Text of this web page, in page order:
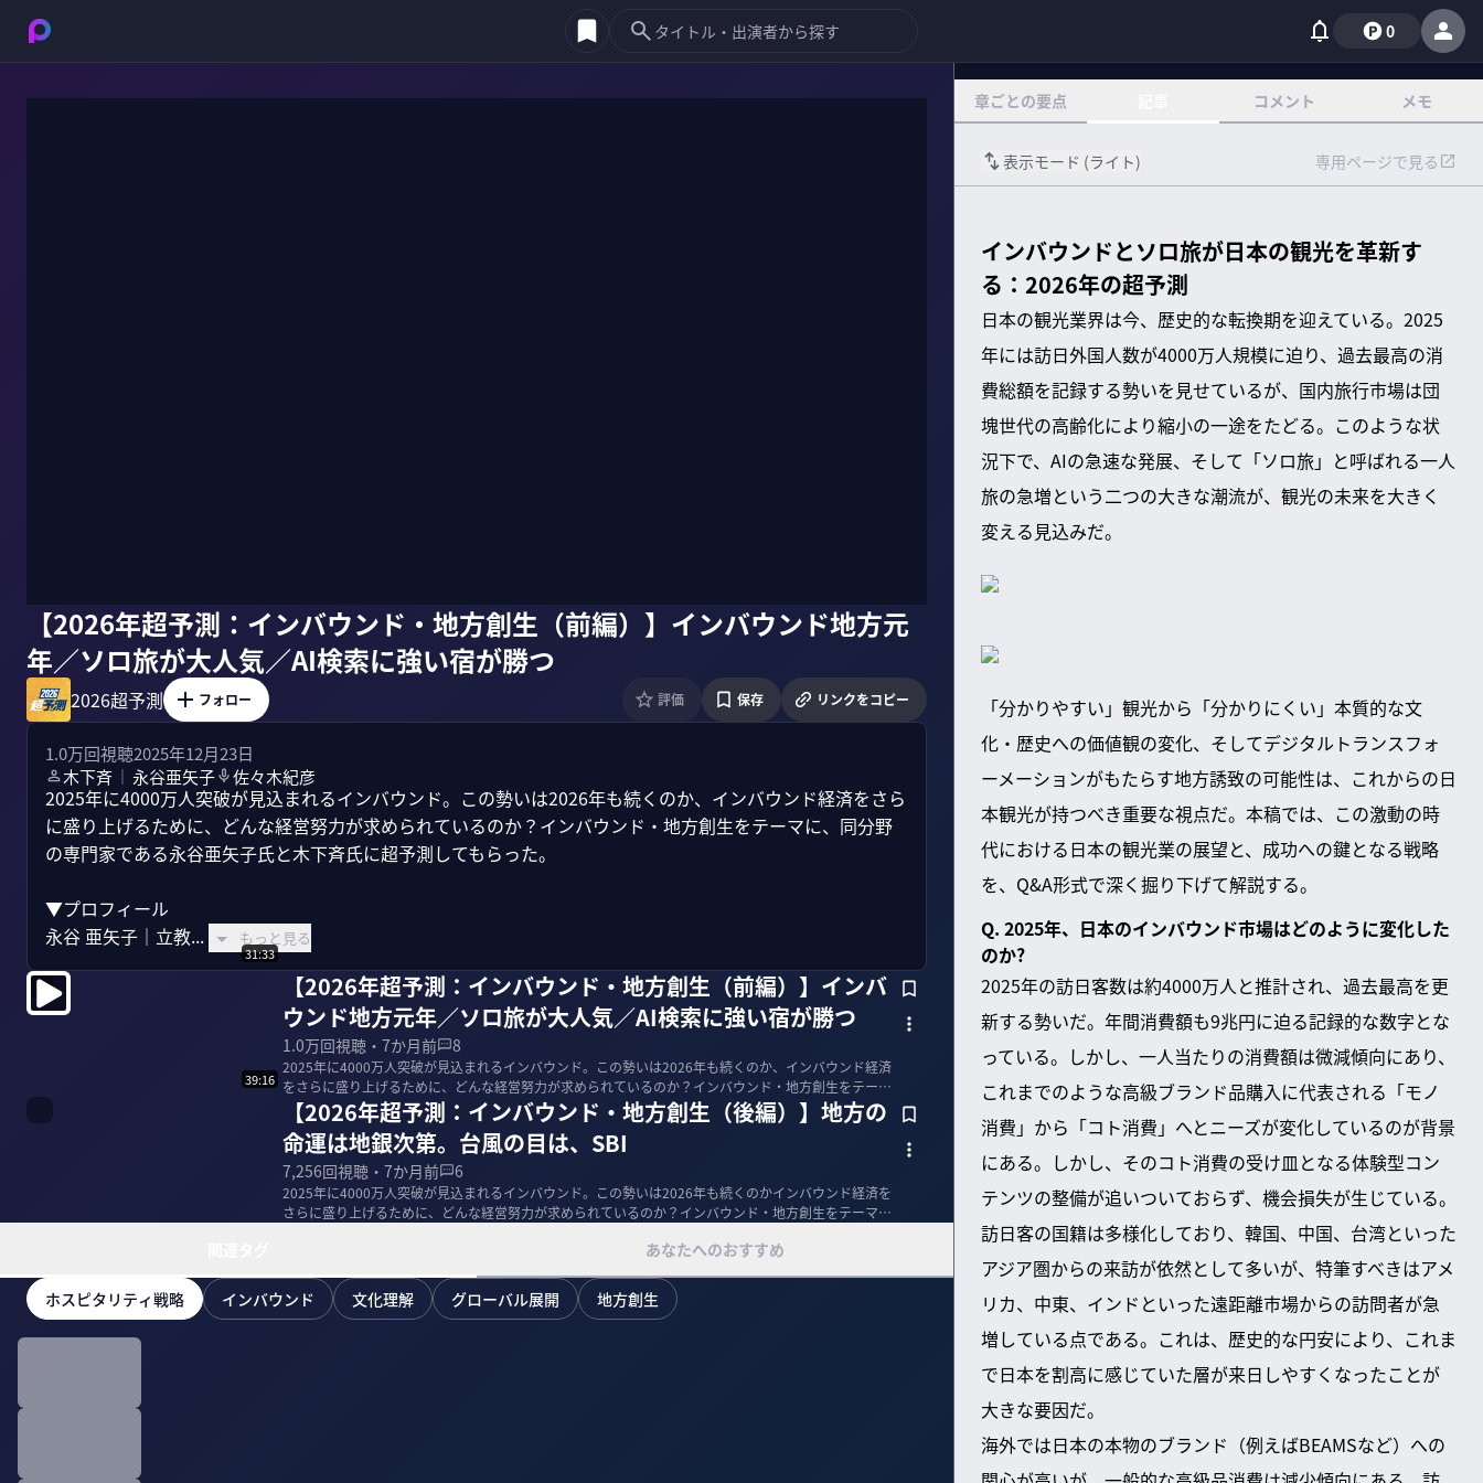
0
【2026年超予測：インバウンド・地方創生（前編）】インバウンド地方元
年／ソロ旅が大人気／AI検索に強い宿が勝つ
2026超予測 フォロー 評価 保存 リンクをコピー
1.0万回視聴2025年12月23日
木下斉 ｜ 永谷亜矢子 佐々木紀彦
2025年に4000万人突破が見込まれるインバウンド。この勢いは2026年も続くのか、インバウンド経済をさら
に盛り上げるために、どんな経営努力が求められているのか？インバウンド・地方創生をテーマに、同分野
の専門家である永谷亜矢子氏と木下斉氏に超予測してもらった。
▼プロフィール
永谷 亜矢子｜立教...
もっと見る
31:33
【2026年超予測：インバウンド・地方創生（前編）】インバ
ウンド地方元年／ソロ旅が大人気／AI検索に強い宿が勝つ
1.0万回視聴・ 7か月前 8
2025年に4000万人突破が見込まれるインバウンド。この勢いは2026年も続くのか、インバウンド経済
をさらに盛り上げるために、どんな経営努力が求められているのか？インバウンド・地方創生をテーマ
に、同...
39:16
【2026年超予測：インバウンド・地方創生（後編）】地方の
命運は地銀次第。台風の目は、SBI
7,256回視聴・ 7か月前 6
2025年に4000万人突破が見込まれるインバウンド。この勢いは2026年も続くのかインバウンド経済を
さらに盛り上げるために、どんな経営努力が求められているのか？インバウンド・地方創生をテーマ
あなたへのおすすめ
ホスピタリティ戦略 インバウンド 文化理解 グローバル展開 地方創生
章ごとの要点 コメント メモ
表示モード (ライト) 専用ページで見る
インバウンドとソロ旅が日本の観光を革新す
る：2026年の超予測
日本の観光業界は今、歴史的な転換期を迎えている。2025
年には訪日外国人数が4000万人規模に迫り、過去最高の消
費総額を記録する勢いを見せているが、国内旅行市場は団
塊世代の高齢化により縮小の一途をたどる。このような状
況下で、AIの急速な発展、そして「ソロ旅」と呼ばれる一人
旅の急増という二つの大きな潮流が、観光の未来を大きく
変える見込みだ。
「分かりやすい」観光から「分かりにくい」本質的な文
化・歴史への価値観の変化、そしてデジタルトランスフォ
ーメーションがもたらす地方誘致の可能性は、これからの日
本観光が持つべき重要な視点だ。本稿では、この激動の時
代における日本の観光業の展望と、成功への鍵となる戦略
を、Q&A形式で深く掘り下げて解説する。
Q. 2025年、日本のインバウンド市場はどのように変化した
のか?
2025年の訪日客数は約4000万人と推計され、過去最高を更
新する勢いだ。年間消費額も9兆円に迫る記録的な数字とな
っている。しかし、一人当たりの消費額は微減傾向にあり、
これまでのような高級ブランド品購入に代表される「モノ
消費」から「コト消費」へとニーズが変化しているのが背景
にある。しかし、そのコト消費の受け皿となる体験型コン
テンツの整備が追いついておらず、機会損失が生じている。
訪日客の国籍は多様化しており、韓国、中国、台湾といった
アジア圏からの来訪が依然として多いが、特筆すべきはアメ
リカ、中東、インドといった遠距離市場からの訪問者が急
増している点である。これは、歴史的な円安により、これま
で日本を割高に感じていた層が来日しやすくなったことが
大きな要因だ。
海外では日本の本物のブランド（例えばBEAMSなど）への